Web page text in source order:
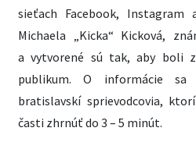
sieťach Facebook, Instagram
Michaela „Kicka“ Kicková,
a vytvorené sú tak, aby boli
publikum. O informácie sa
bratislavskí sprievodcovia,
časti zhrnúť do 3 – 5 minút.